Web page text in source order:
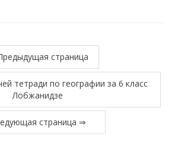
страница
тетради по географии за 6 класс
Лобжанидзе
страница ⇒